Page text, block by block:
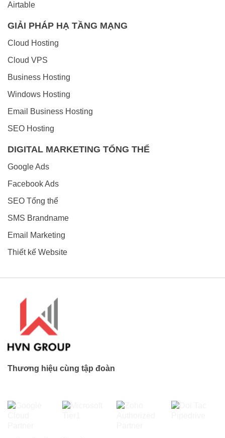
Airtable
GIẢI PHÁP HẠ TẦNG MẠNG
Cloud Hosting
Cloud VPS
Business Hosting
Windows Hosting
Email Business Hosting
SEO Hosting
DIGITAL MARKETING TỔNG THỂ
Google Ads
Facebook Ads
SEO Tổng thể
SMS Brandname
Email Marketing
Thiết kế Website
Thương hiệu cùng tập đoàn